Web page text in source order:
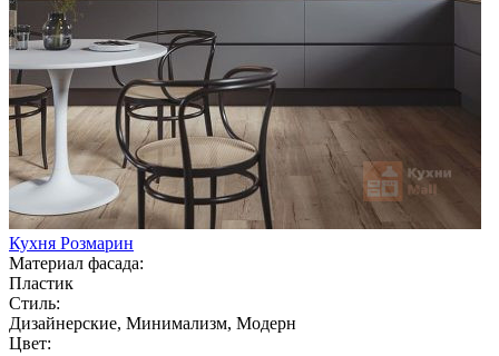
Кухня Розмарин
Материал фасада:
Пластик
Стиль:
Дизайнерские, Минимализм, Модерн
Цвет: